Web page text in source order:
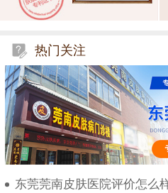
热门关注
东莞莞南皮肤医院评价怎么